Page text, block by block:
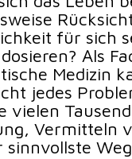
für sich
Als
Medizin
jedes
vielen
Vermitteln
sinnvollste